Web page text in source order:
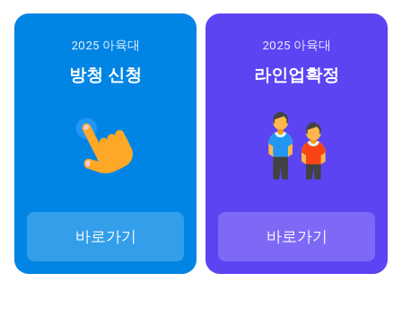
2025 아육대
방청 신청
바로가기
2025 아육대
라인업확정
바로가기